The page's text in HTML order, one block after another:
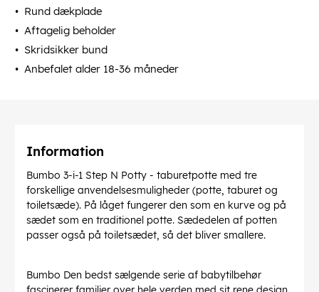
Rund dækplade
Aftagelig beholder
Skridsikker bund
Anbefalet alder 18-36 måneder
Information
Bumbo 3-i-1 Step N Potty - taburetpotte med tre
forskellige anvendelsesmuligheder (potte, taburet og
toiletsæde). På låget fungerer den som en kurve og på
sædet som en traditionel potte. Sædedelen af potten
passer også på toiletsædet, så det bliver smallere.
Bumbo Den bedst sælgende serie af babytilbehør